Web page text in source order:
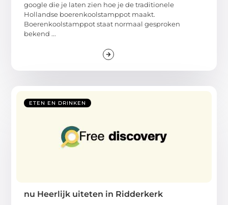
google die je laten zien hoe je de traditionele
Hollandse boerenkoolstamppot maakt.
Boerenkoolstamppot staat normaal gesproken
bekend ...
ETEN EN DRINKEN
nu Heerlijk uiteten in Ridderkerk